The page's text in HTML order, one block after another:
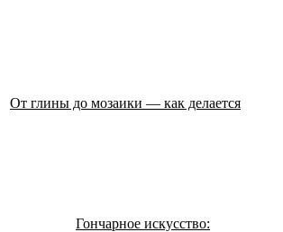
От глины до мозаики — как делается
Гончарное искусство: